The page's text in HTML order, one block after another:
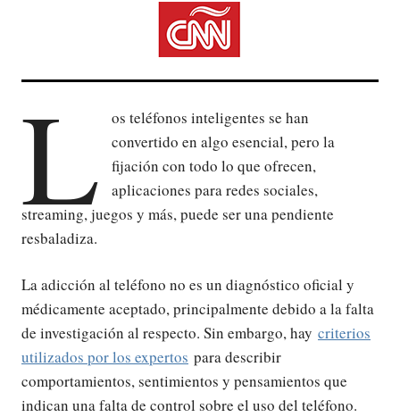
L
os teléfonos inteligentes se han
convertido en algo esencial, pero la
fijación con todo lo que ofrecen,
aplicaciones para redes sociales,
streaming, juegos y más, puede ser una pendiente
resbaladiza.
La adicción al teléfono no es un diagnóstico oficial y
médicamente aceptado, principalmente debido a la falta
de investigación al respecto. Sin embargo, hay criterios
utilizados por los expertos para describir
comportamientos, sentimientos y pensamientos que
indican una falta de control sobre el uso del teléfono.